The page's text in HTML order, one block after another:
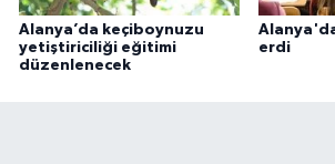
Alanya’da keçiboynuzu
yetiştiriciliği eğitimi
düzenlenecek
erdi